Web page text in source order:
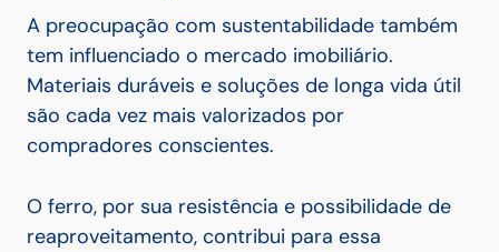
A preocupação com sustentabilidade também
tem influenciado o mercado imobiliário.
Materiais duráveis e soluções de longa vida útil
são cada vez mais valorizados por
compradores conscientes.
O ferro, por sua resistência e possibilidade de
reaproveitamento, contribui para essa